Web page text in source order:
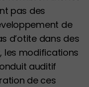
pas des
de
d’otite dans des
les modifications
auditif
de ces